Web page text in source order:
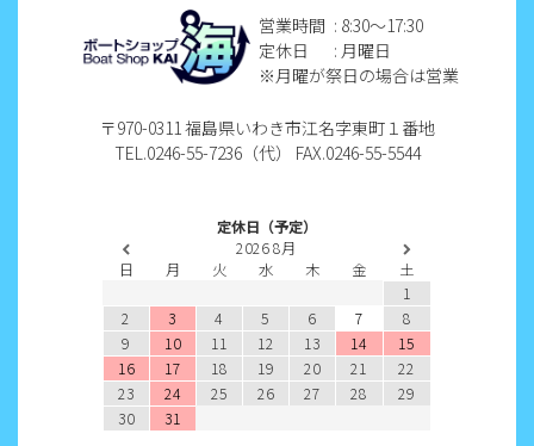
2022年9月
2022年7月
2022年5月
2022年4月
2022年3月
2022年2月
営業時間 : 8:30〜17:30
定休日
: 月曜日
※月曜が祭日の場合は営業
〒970-0311 福島県いわき市江名字東町１番地
TEL.0246-55-7236（代） FAX.0246-55-5544
定休日（予定）
20268月
日
月 火 水 木 金
土
1
2
3 4 5 6 7
8
9
10 11 12 13 14
15
16
17 18 19 20 21
22
23
24 25 26 27 28
29
30
31